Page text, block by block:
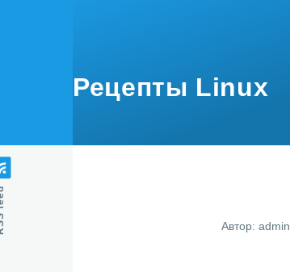
Рецепты Linux
Автор:admin